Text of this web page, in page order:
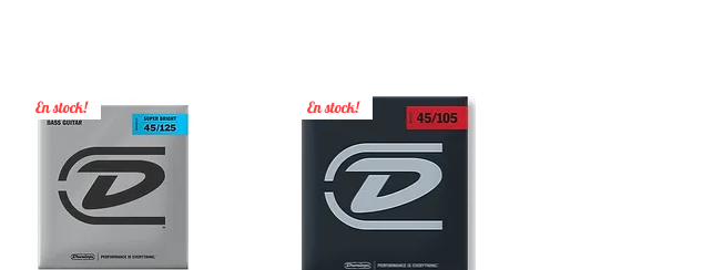
En stock! En stock!